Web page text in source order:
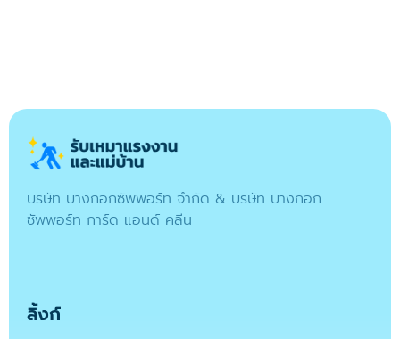
บริษัท บางกอกซัพพอร์ท จำกัด & บริษัท บางกอก
ซัพพอร์ท การ์ด แอนด์ คลีน
ลิ้งก์